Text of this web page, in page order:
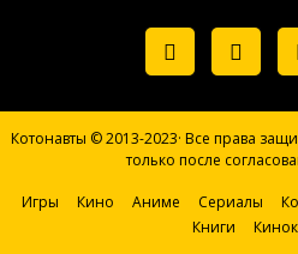
Котонавты © 2013-2023· Все права
только после
Игры Кино Аниме Сериалы
Книги